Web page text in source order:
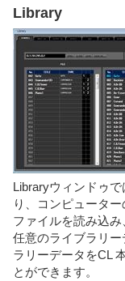
Library
Libraryウィンドゥ
り、コンピュータ
ファイルを読み込み
任意のライブラリ
ラリーデータをCL
とができます。